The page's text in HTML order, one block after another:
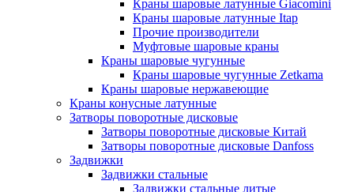
Краны шаровые латунные Giacomini
Краны шаровые латунные Itap
Прочие производители
Муфтовые шаровые краны
Краны шаровые чугунные
Краны шаровые чугунные Zetkama
Краны шаровые нержавеющие
Краны конусные латунные
Затворы поворотные дисковые
Затворы поворотные дисковые Китай
Затворы поворотные дисковые Danfoss
Задвижки
Задвижки стальные
Задвижки стальные литые